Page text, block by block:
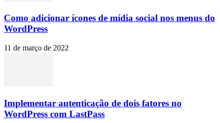
Como adicionar ícones de mídia social nos menus do
WordPress
11 de março de 2022
Implementar autenticação de dois fatores no
WordPress com LastPass